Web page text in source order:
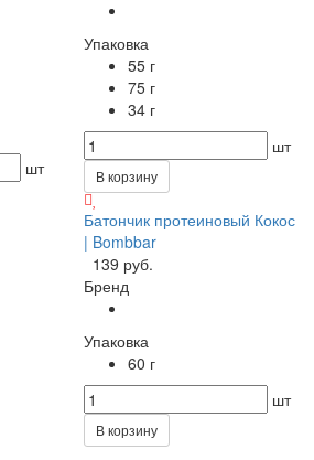
шт
Упаковка
55 г
75 г
34 г
шт
В корзину
Батончик протеиновый Кокос
| Bombbar
139 руб.
Бренд
Упаковка
60 г
шт
В корзину